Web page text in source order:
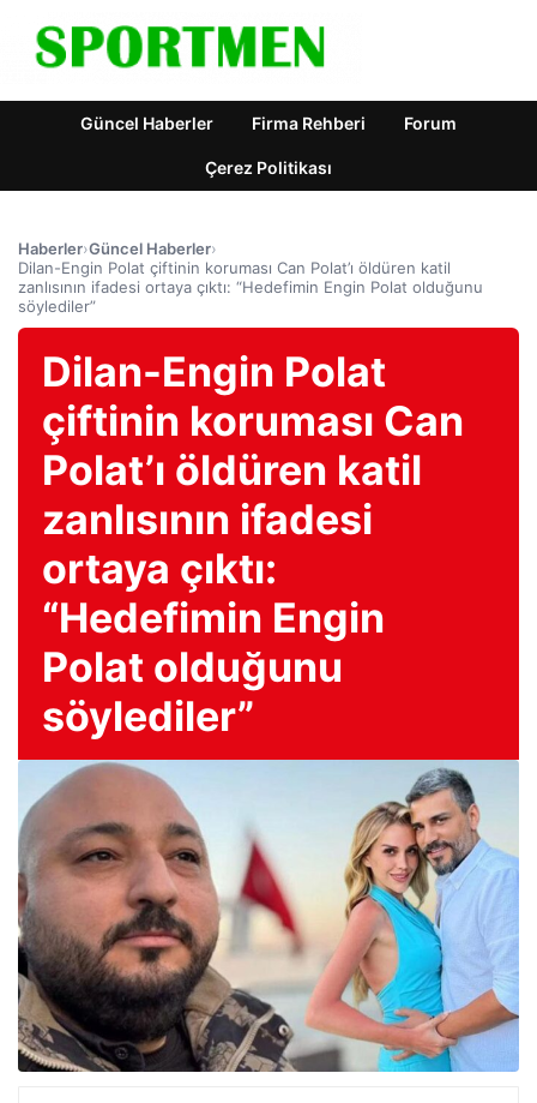
Güncel Haberler Firma Rehberi Forum
Çerez Politikası
Haberler›Güncel Haberler›
Dilan-Engin Polat çiftinin koruması Can Polat’ı öldüren katil
zanlısının ifadesi ortaya çıktı: “Hedefimin Engin Polat olduğunu
söylediler”
Dilan-Engin Polat
çiftinin koruması Can
Polat’ı öldüren katil
zanlısının ifadesi
ortaya çıktı:
“Hedefimin Engin
Polat olduğunu
söylediler”